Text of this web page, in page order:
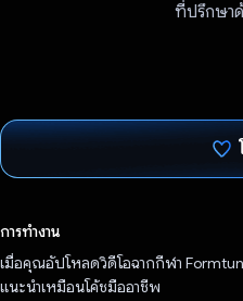
ที่ปรึกษา
การทำงาน
เมื่อคุณอัปโหลดวิดีโอฉากกีฬา
แนะนำเหมือนโค้ชมืออาชีพ